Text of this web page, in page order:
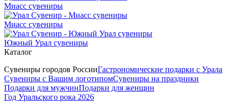
Миасс сувениры
Миасс сувениры
Южный Урал сувениры
Каталог
Сувениры городов РоссииГастрономические подарки с Урала
Сувениры с Вашим логотипомСувениры на праздники
Подарки для мужчинПодарки для женщин
Год Уральского рока 2026